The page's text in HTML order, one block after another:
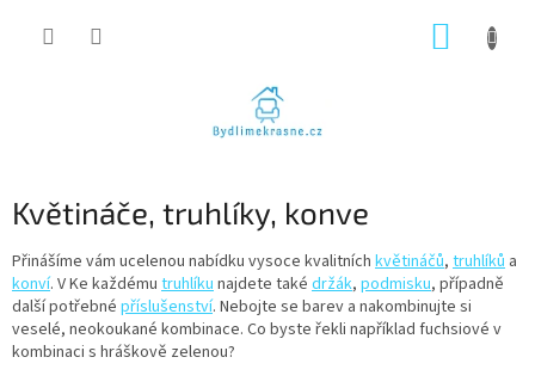
Květináče, truhlíky, konve
Přinášíme vám ucelenou nabídku vysoce kvalitních květináčů, truhlíků a
konví. V Ke každému truhlíku najdete také držák, podmisku, případně
další potřebné příslušenství. Nebojte se barev a nakombinujte si
veselé, neokoukané kombinace. Co byste řekli například fuchsiové v
kombinaci s hráškově zelenou?